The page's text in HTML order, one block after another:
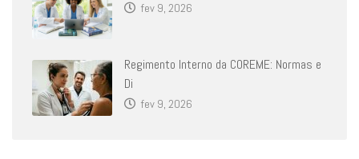
fev 9, 2026
Regimento Interno da COREME: Normas e
Di
fev 9, 2026